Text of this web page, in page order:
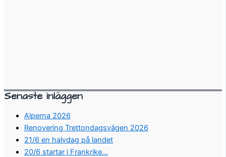
Senaste inläggen
Alperna 2026
Renovering Trettondagsvägen 2026
21/6 en halvdag på landet
20/6 startar i Frankrike…